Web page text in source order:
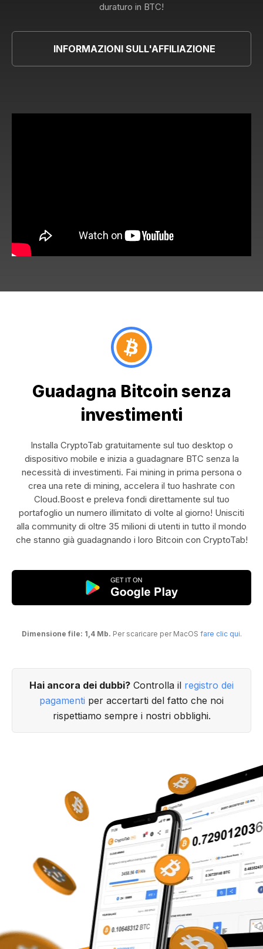
duraturo in BTC!
INFORMAZIONI SULL'AFFILIAZIONE
Guadagna Bitcoin senza
investimenti
Installa CryptoTab gratuitamente sul tuo desktop o
dispositivo mobile e inizia a guadagnare BTC senza la
necessità di investimenti. Fai mining in prima persona o
crea una rete di mining, accelera il tuo hashrate con
Cloud.Boost e preleva fondi direttamente sul tuo
portafoglio un numero illimitato di volte al giorno! Unisciti
alla community di oltre 35 milioni di utenti in tutto il mondo
che stanno già guadagnando i loro Bitcoin con CryptoTab!
Dimensione file: 1,4 Mb. Per scaricare per MacOS fare clic qui.
Hai ancora dei dubbi? Controlla il registro dei
pagamenti per accertarti del fatto che noi
rispettiamo sempre i nostri obblighi.